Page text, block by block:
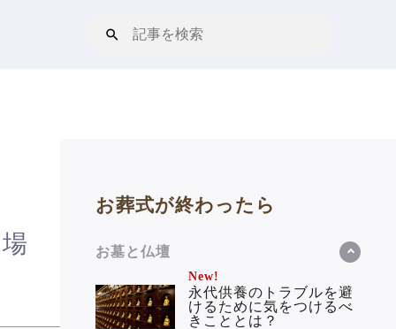
お葬式が終わったら
お墓と仏壇
New!
永代供養のトラブルを避
けるために気をつけるべ
きこととは？